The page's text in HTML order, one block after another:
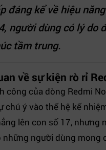
đáng kể về hiệu
người dùng có lý do
tầm trung.
về sự kiện rò rỉ
công của dòng Redmi
chú ý vào thế hệ kế
lên con số 17, nhưng
những người dùng mong